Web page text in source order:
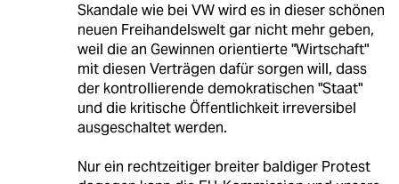
Skandale wie bei VW wird es in dieser schönen
neuen Freihandelswelt gar nicht mehr geben,
weil die an Gewinnen orientierte "Wirtschaft"
mit diesen Verträgen dafür sorgen will, dass
der kontrollierende demokratischen "Staat"
und die kritische Öffentlichkeit irreversibel
ausgeschaltet werden.
Nur ein rechtzeitiger breiter baldiger Protest